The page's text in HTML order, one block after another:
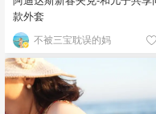
款外套
不被三宝耽误的妈